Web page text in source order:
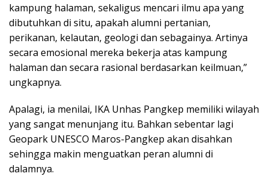
kampung halaman, sekaligus mencari ilmu apa yang
dibutuhkan di situ, apakah alumni pertanian,
perikanan, kelautan, geologi dan sebagainya. Artinya
secara emosional mereka bekerja atas kampung
halaman dan secara rasional berdasarkan keilmuan,”
ungkapnya.
Apalagi, ia menilai, IKA Unhas Pangkep memiliki wilayah
yang sangat menunjang itu. Bahkan sebentar lagi
Geopark UNESCO Maros-Pangkep akan disahkan
sehingga makin menguatkan peran alumni di
dalamnya.